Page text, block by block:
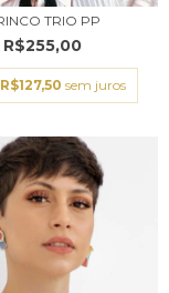
TRIO PP
R$255,00
R$127,50 sem juros